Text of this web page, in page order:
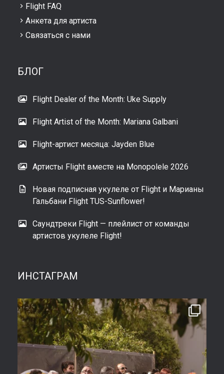
Flight FAQ
Анкета для артиста
Связаться с нами
БЛОГ
Flight Dealer of the Month: Uke Supply
Flight Artist of the Month: Mariana Galbani
Flight-артист месяца: Jayden Blue
Артисты Flight вместе на Monopolele 2026
Новая подписная укулеле от Flight и Марианы
Гальбани Flight TUS-Sunflower!
Саундтреки Flight — плейлист от команды
артистов укулеле Flight!
ИНСТАГРАМ